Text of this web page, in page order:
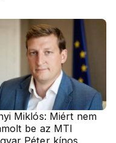
Miklós: Miért nem
be az MTI
Péter kínos